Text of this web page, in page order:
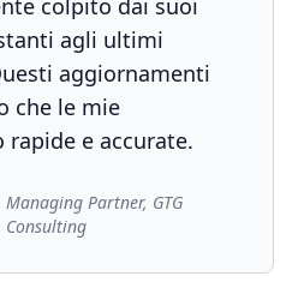
colpito dai suoi
agli ultimi
aggiornamenti
che le mie
rapide e accurate.
Managing Partner, GTG
Consulting